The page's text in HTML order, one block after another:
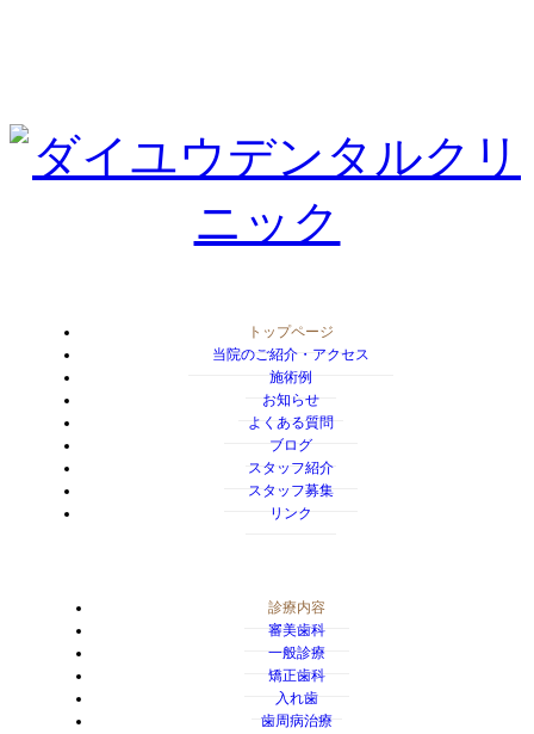
トップページ
当院のご紹介・アクセス
施術例
お知らせ
よくある質問
ブログ
スタッフ紹介
スタッフ募集
リンク
診療内容
審美歯科
一般診療
矯正歯科
入れ歯
歯周病治療